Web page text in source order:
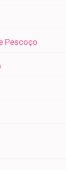
Pescoço